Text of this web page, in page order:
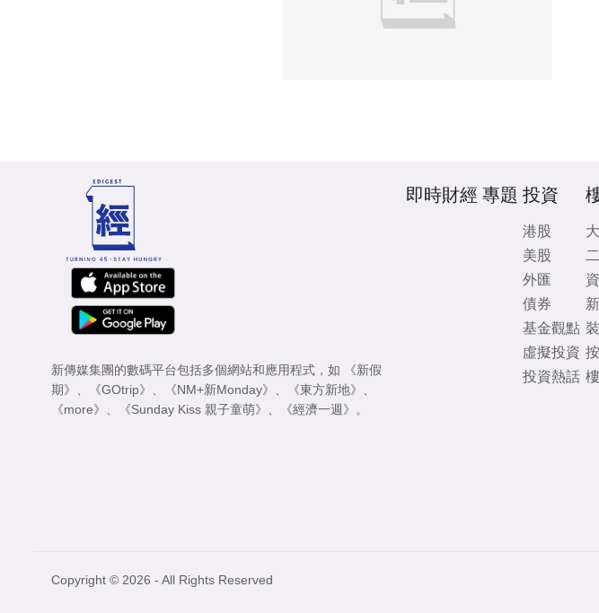
新傳媒集團的數碼平台包括多個網站和應用程式，如
《新假
期》
《GOtrip》 《NM+新Monday》 《東方新地》
《more》
《Sunday Kiss 親子童萌》 《經濟一週》 。
即時財經 專題 投資
港股
美股
外匯
債券
基金觀點
虛擬投資
投資熱話
Copyright © 2026 - All Rights Reserved